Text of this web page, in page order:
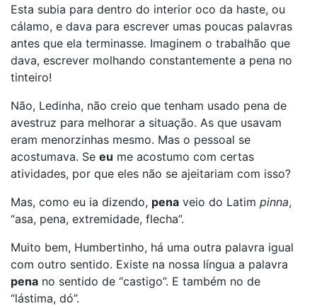
Esta subia para dentro do interior oco da haste, ou
cálamo, e dava para escrever umas poucas palavras
antes que ela terminasse. Imaginem o trabalhão que
dava, escrever molhando constantemente a pena no
tinteiro!
Não, Ledinha, não creio que tenham usado pena de
avestruz para melhorar a situação. As que usavam
eram menorzinhas mesmo. Mas o pessoal se
acostumava. Se eu me acostumo com certas
atividades, por que eles não se ajeitariam com isso?
Mas, como eu ia dizendo, pena veio do Latim pinna,
“asa, pena, extremidade, flecha”.
Muito bem, Humbertinho, há uma outra palavra igual
com outro sentido. Existe na nossa língua a palavra
pena no sentido de “castigo”. E também no de
“lástima, dó”.